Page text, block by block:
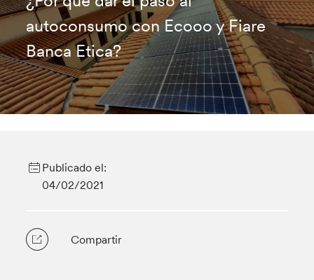
autoconsumo con Ecooo y Fiare
Banca Etica?
Publicado el:
04/02/2021
Compartir